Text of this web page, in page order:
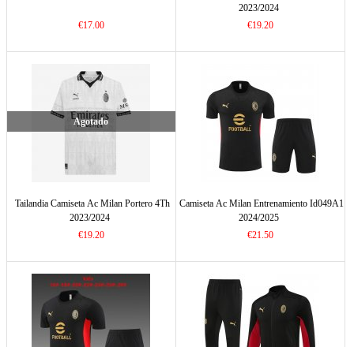
€17.00
2023/2024
€19.20
Agotado
Tailandia Camiseta Ac Milan Portero 4Th
2023/2024
€19.20
Camiseta Ac Milan Entrenamiento Id049A1
2024/2025
€21.50